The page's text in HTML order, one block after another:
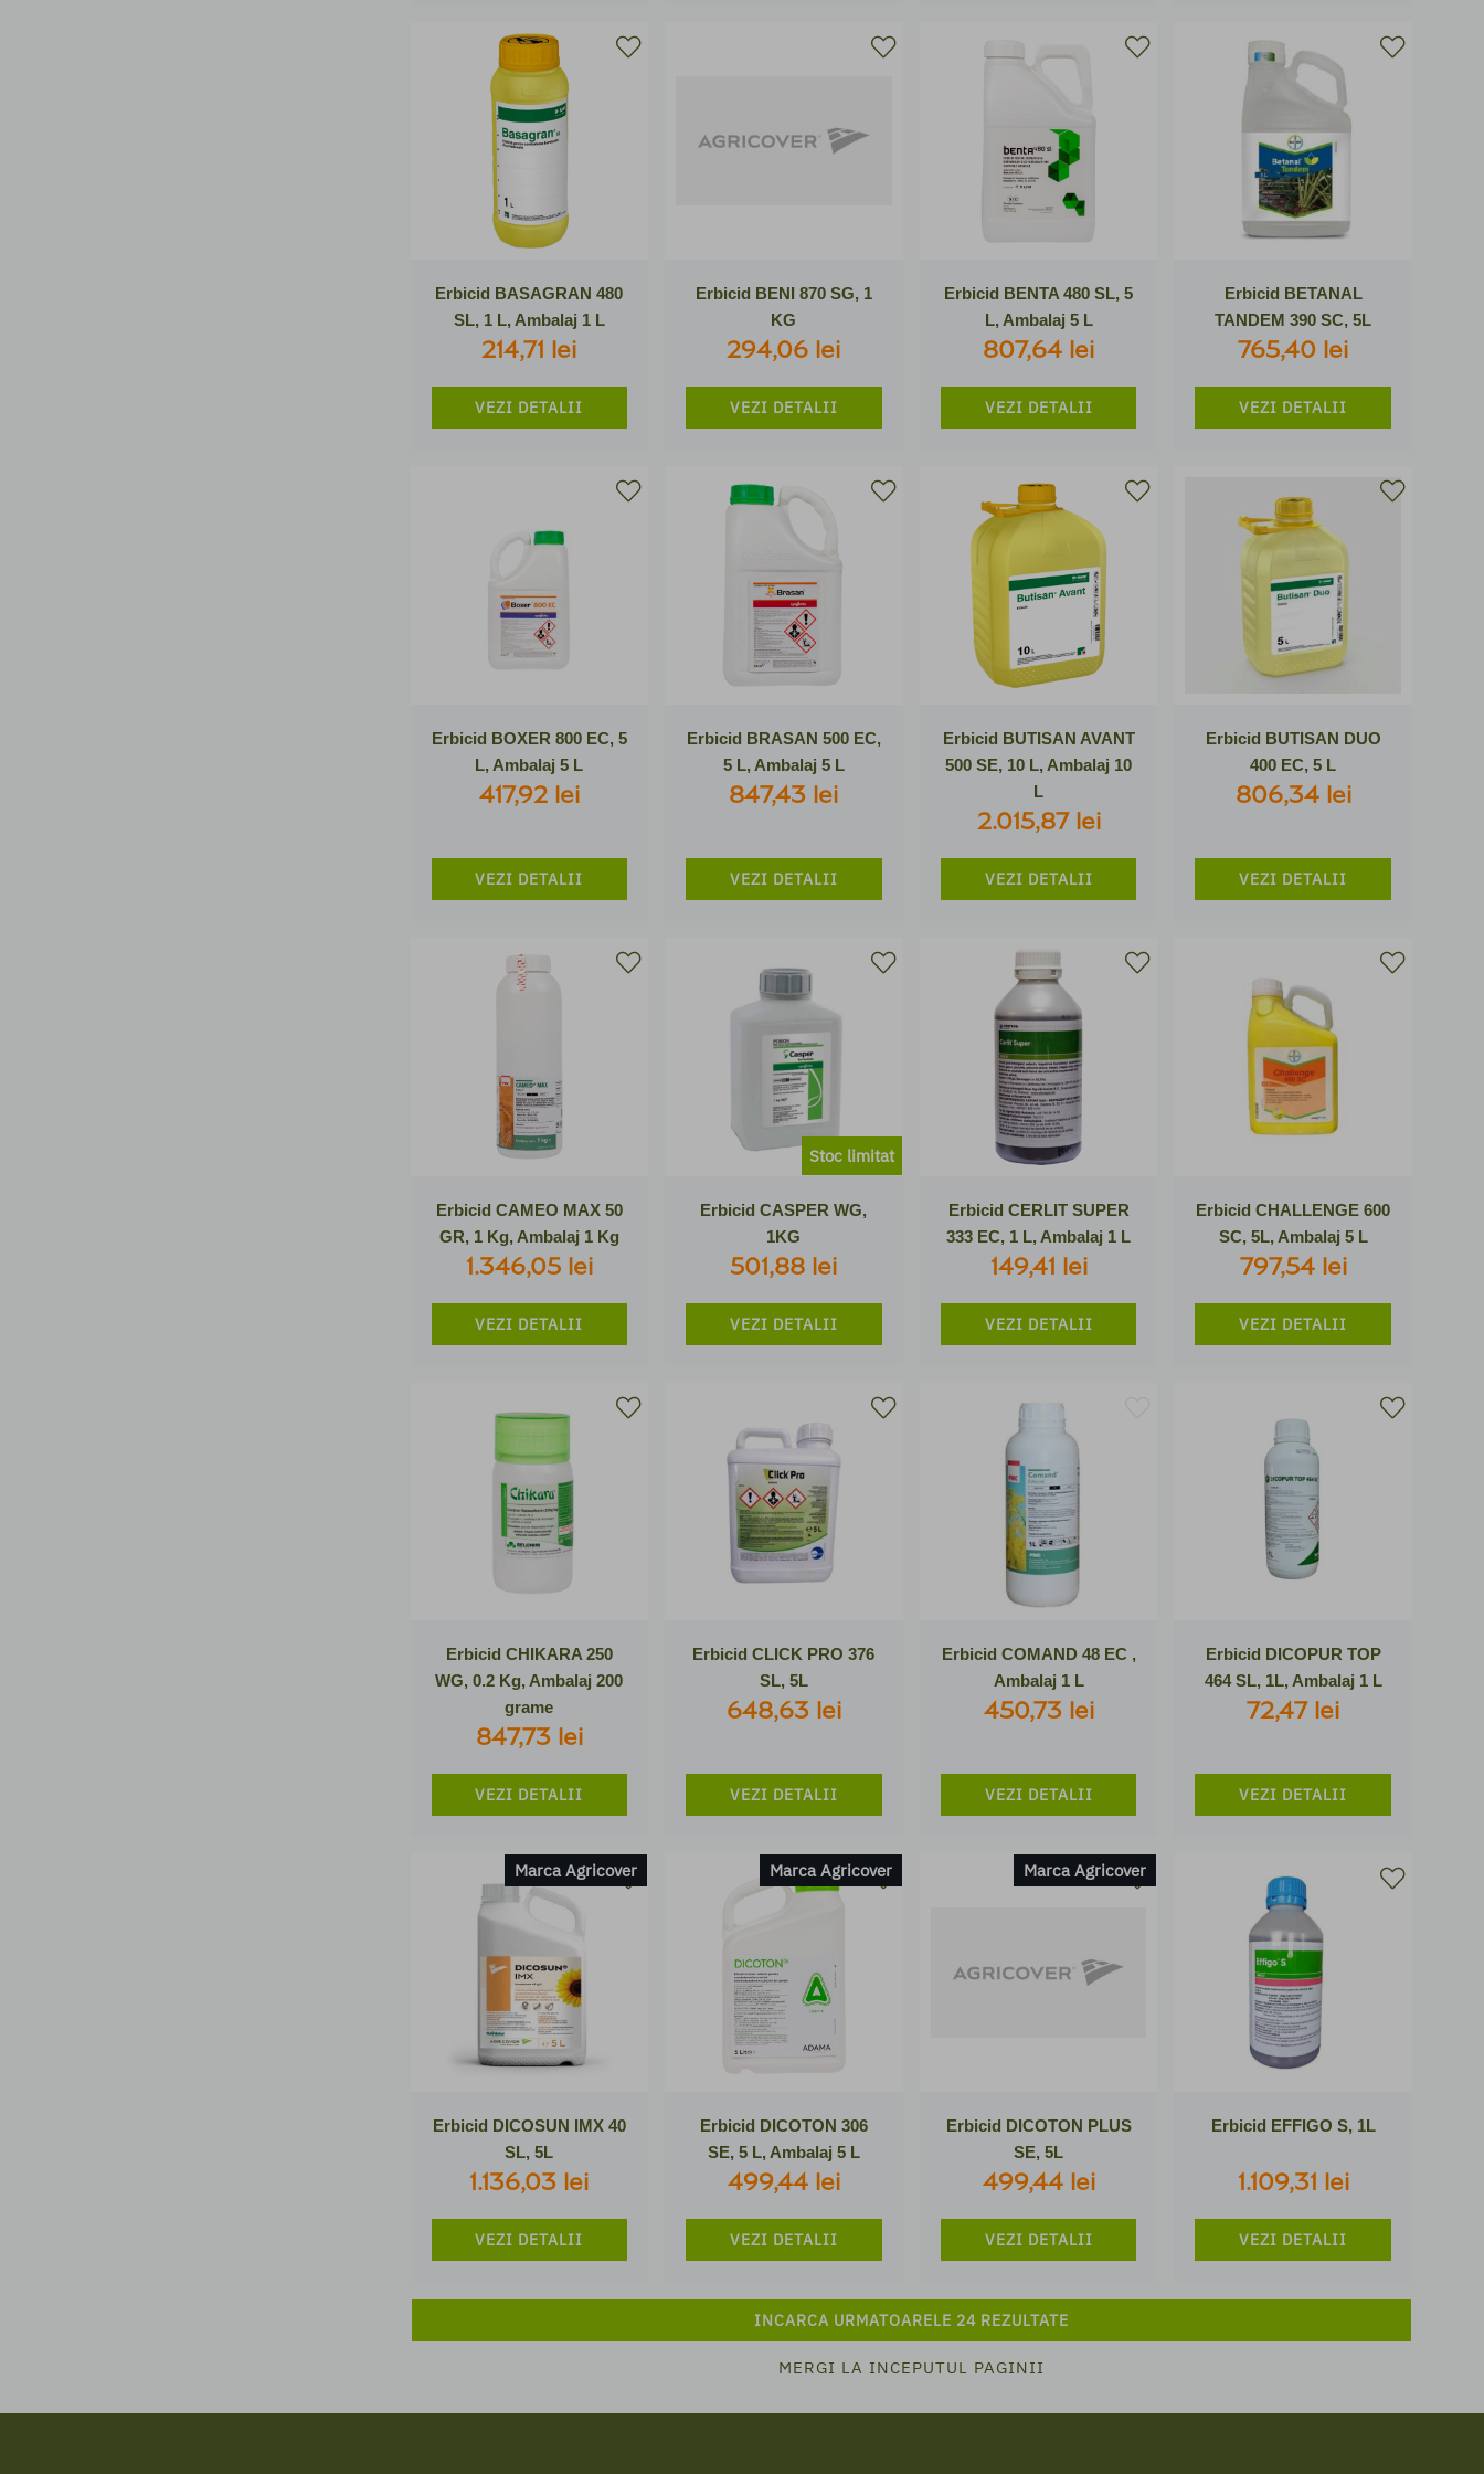
Erbicid BASAGRAN 480
SL, 1 L, Ambalaj 1 L
214,71 lei
VEZI DETALII
Erbicid BENI 870 SG, 1
KG
294,06 lei
VEZI DETALII
Erbicid BENTA 480 SL, 5
L, Ambalaj 5 L
807,64 lei
VEZI DETALII
Erbicid BETANAL
TANDEM 390 SC, 5L
765,40 lei
VEZI DETALII
Erbicid BOXER 800 EC, 5
L, Ambalaj 5 L
417,92 lei
VEZI DETALII
Erbicid BRASAN 500 EC,
5 L, Ambalaj 5 L
847,43 lei
VEZI DETALII
Erbicid BUTISAN AVANT
500 SE, 10 L, Ambalaj 10
L
2.015,87 lei
VEZI DETALII
Erbicid BUTISAN DUO
400 EC, 5 L
806,34 lei
VEZI DETALII
Erbicid CAMEO MAX 50
GR, 1 Kg, Ambalaj 1 Kg
1.346,05 lei
VEZI DETALII
Stoc limitat
Erbicid CASPER WG,
1KG
501,88 lei
VEZI DETALII
Erbicid CERLIT SUPER
333 EC, 1 L, Ambalaj 1 L
149,41 lei
VEZI DETALII
Erbicid CHALLENGE 600
SC, 5L, Ambalaj 5 L
797,54 lei
VEZI DETALII
Erbicid CHIKARA 250
WG, 0.2 Kg, Ambalaj 200
grame
847,73 lei
VEZI DETALII
Erbicid CLICK PRO 376
SL, 5L
648,63 lei
VEZI DETALII
Erbicid COMAND 48 EC ,
Ambalaj 1 L
450,73 lei
VEZI DETALII
Erbicid DICOPUR TOP
464 SL, 1L, Ambalaj 1 L
72,47 lei
VEZI DETALII
Marca Agricover
Erbicid DICOSUN IMX 40
SL, 5L
1.136,03 lei
VEZI DETALII
Marca Agricover
Erbicid DICOTON 306
SE, 5 L, Ambalaj 5 L
499,44 lei
VEZI DETALII
Marca Agricover
Erbicid DICOTON PLUS
SE, 5L
499,44 lei
VEZI DETALII
Erbicid EFFIGO S, 1L
1.109,31 lei
VEZI DETALII
INCARCA URMATOARELE 24 REZULTATE
MERGI LA INCEPUTUL PAGINII